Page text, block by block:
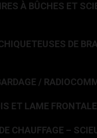
À BÛCHES ET
DE
/
ET LAME FRONTALE
CHAUFFAGE –